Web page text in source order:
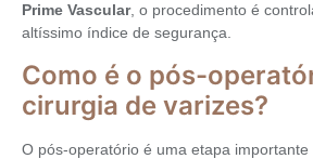
Prime Vascular, o procedimento é
altíssimo índice de segurança.
Como é o pós-
cirurgia de varizes?
O pós-operatório é uma etapa